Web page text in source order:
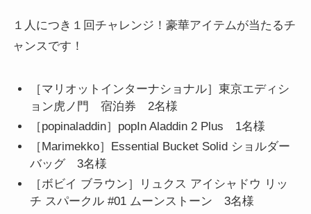
１人につき１回チャレンジ！豪華アイテムが当たるチ
ャンスです！
［マリオットインターナショナル］東京エディシ
ョン虎ノ門 宿泊券 2名様
［popinaladdin］popIn Aladdin 2 Plus 1名様
［Marimekko］Essential Bucket Solid ショルダー
バッグ 3名様
［ボビイ ブラウン］リュクス アイシャドウ リッ
チ スパークル #01 ムーンストーン 3名様